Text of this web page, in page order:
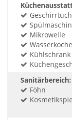
Mikrowelle
Kühlschrank
Sanitärbereich:
Föhn